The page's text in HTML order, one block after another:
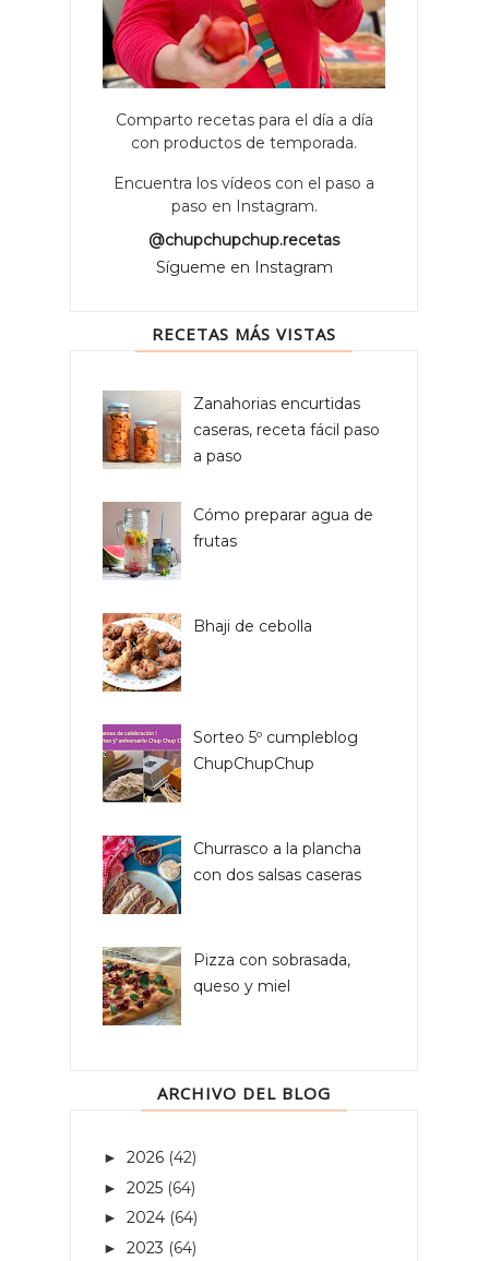
Comparto recetas para el día a día
con productos de temporada.
Encuentra los vídeos con el paso a
paso en Instagram.
@chupchupchup.recetas
Sígueme en Instagram
RECETAS MÁS VISTAS
Zanahorias encurtidas
caseras, receta fácil paso
a paso
Cómo preparar agua de
frutas
Bhaji de cebolla
Sorteo 5º cumpleblog
ChupChupChup
Churrasco a la plancha
con dos salsas caseras
Pizza con sobrasada,
queso y miel
ARCHIVO DEL BLOG
► 2026 (42)
► 2025 (64)
► 2024 (64)
► 2023 (64)